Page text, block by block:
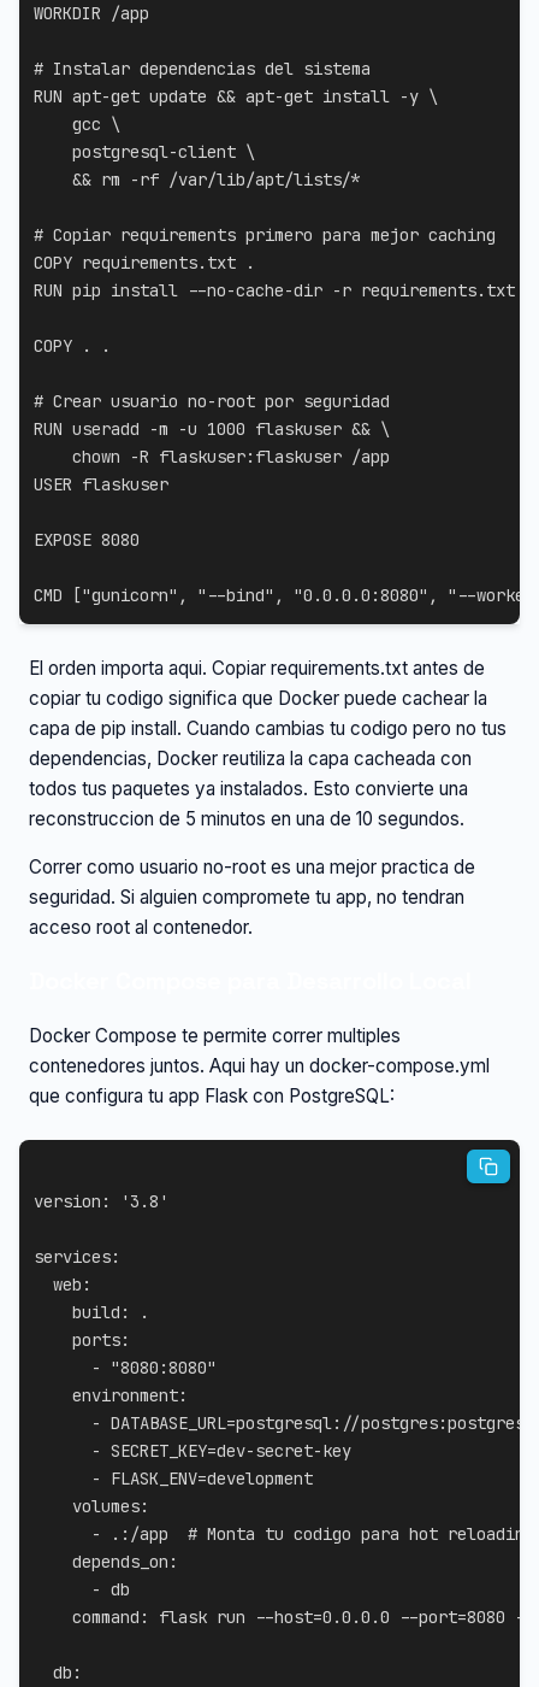
WORKDIR /app
# Instalar dependencias del sistema
RUN apt-get update && apt-get install -y \
    gcc
\
    postgresql-client
\
    && rm -rf /var/lib/apt/lists/*
# Copiar requirements primero para mejor caching
COPY requirements.txt .
RUN pip install --no-cache-dir -r requirements.txt
COPY . .
# Crear usuario no-root por seguridad
RUN useradd -m -u 1000 flaskuser && \
    chown -R flaskuser:flaskuser /app
USER flaskuser
EXPOSE 8080
CMD ["gunicorn" , "--bind" , "0.0.0.0:8080" , "--
El orden importa aqui. Copiar requirements.txt antes de
copiar tu codigo significa que Docker puede cachear la
capa de pip install. Cuando cambias tu codigo pero no tus
dependencias, Docker reutiliza la capa cacheada con
todos tus paquetes ya instalados. Esto convierte una
reconstruccion de 5 minutos en una de 10 segundos.
Correr como usuario no-root es una mejor practica de
seguridad. Si alguien compromete tu app, no tendran
acceso root al contenedor.
Docker Compose te permite correr multiples
contenedores juntos. Aqui hay un docker-compose.yml
que configura tu app Flask con PostgreSQL:
version : '3.8'
services:
web :
build :
.
ports:
-
"8080:8080"
environment:
- DATABASE_URL=postgresql : //postgres:
- SECRET_KEY=dev-secret-key
-
FLASK_ENV=development
volumes:
-
. : /app # Monta tu codigo para hot reloading
depends_on :
- db
command : flask run --host=0.0.0.0 --port=8080 -
db :